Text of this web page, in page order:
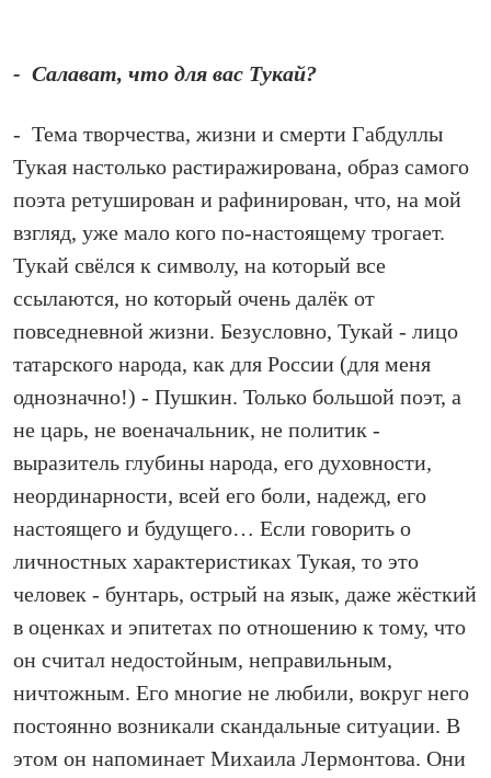
- Салават, что для вас Тукай?
- Тема творчества, жизни и смерти Габдуллы
Тукая настолько растиражирована, образ самого
поэта ретуширован и рафинирован, что, на мой
взгляд, уже мало кого по‑настоящему трогает.
Тукай свёлся к символу, на который все
ссылаются, но который очень далёк от
повседневной жизни. Безусловно, Тукай - лицо
татарского народа, как для России (для меня
однозначно!) - Пушкин. Только большой поэт, а
не царь, не военачальник, не политик -
выразитель глубины народа, его духовности,
неординарности, всей его боли, надежд, его
настоящего и будущего… Если говорить о
личностных характеристиках Тукая, то это
человек - бунтарь, острый на язык, даже жёсткий
в оценках и эпитетах по отношению к тому, что
он считал недостойным, неправильным,
ничтожным. Его многие не любили, вокруг него
постоянно возникали скандальные ситуации. В
этом он напоминает Михаила Лермонтова. Они